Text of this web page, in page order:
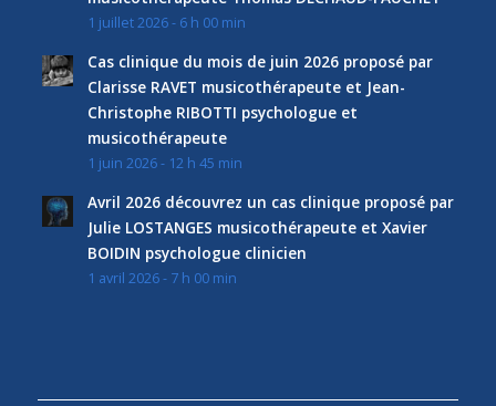
1 juillet 2026 - 6 h 00 min
Cas clinique du mois de juin 2026 proposé par
Clarisse RAVET musicothérapeute et Jean-
Christophe RIBOTTI psychologue et
musicothérapeute
1 juin 2026 - 12 h 45 min
Avril 2026 découvrez un cas clinique proposé par
Julie LOSTANGES musicothérapeute et Xavier
BOIDIN psychologue clinicien
1 avril 2026 - 7 h 00 min